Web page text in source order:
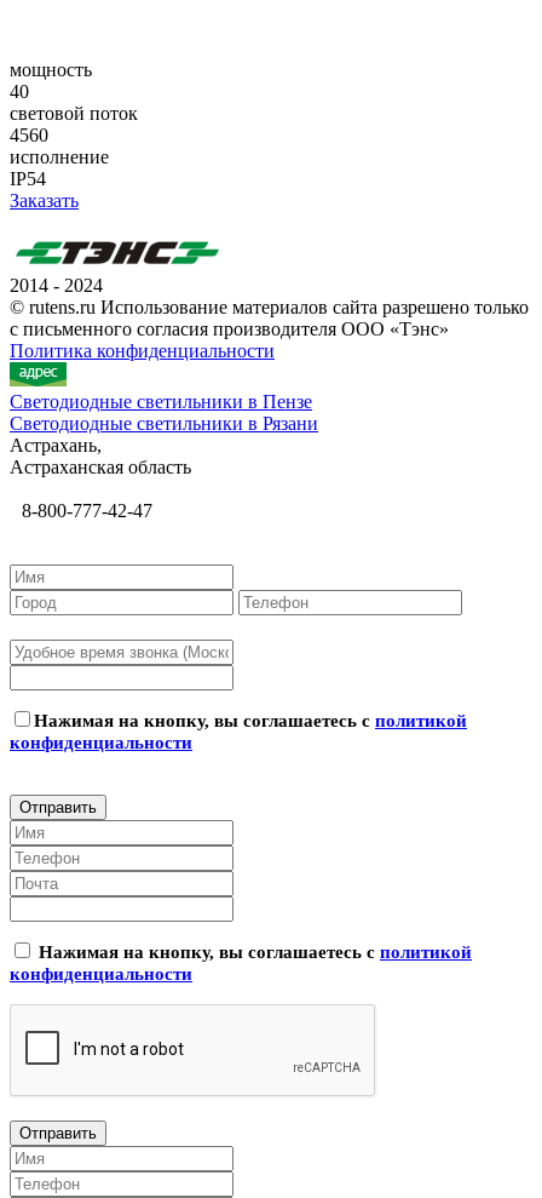
мощность
40
световой поток
4560
исполнение
IP54
Заказать
2014 - 2024
© rutens.ru Использование материалов сайта разрешено только
с письменного согласия производителя ООО «Тэнс»
Политика конфиденциальности
Светодиодные светильники в Пензе
Светодиодные светильники в Рязани
Астрахань,
Астраханская область
8-800-777-42-47
Нажимая на кнопку, вы соглашаетесь с политикой
конфиденциальности
Нажимая на кнопку, вы соглашаетесь с политикой
конфиденциальности